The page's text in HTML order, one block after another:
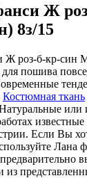
Ж
8з/15
Ж роз-б-кр-син
для пошива
Костюмная ткань
или
Если Вы
Лана
из